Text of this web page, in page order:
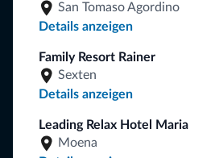
San Tomaso Agordino
Details anzeigen
Family Resort Rainer
Sexten
Details anzeigen
Leading Relax Hotel Maria
Moena
NEWSLETTER